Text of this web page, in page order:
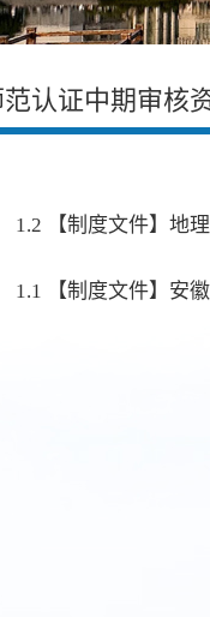
范认证中期审核
1.2 【制度文件】地